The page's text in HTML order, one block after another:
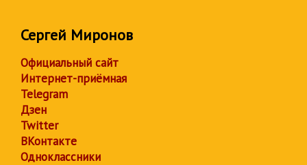
Сергей Миронов
Официальный сайт
Интернет-приёмная
Telegram
Дзен
Twitter
ВКонтакте
Одноклассники